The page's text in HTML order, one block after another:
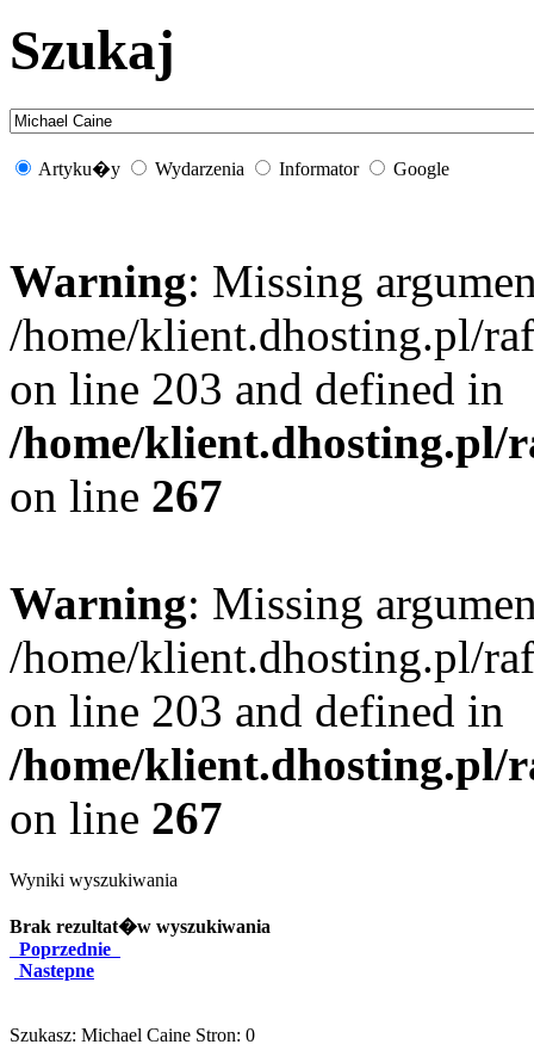
Szukaj
Artyku�y Wydarzenia Informator Google
Warning: Missing
/home/klient.dhosting.pl/
on line 203 and defined in
/home/klient.dhosting.pl/
on line 267
Warning: Missing
/home/klient.dhosting.pl/
on line 203 and defined in
/home/klient.dhosting.pl/
on line 267
Wyniki wyszukiwania
Brak rezultat�w wyszukiwania
Poprzednie
Nastepne
Szukasz: Michael Caine Stron: 0